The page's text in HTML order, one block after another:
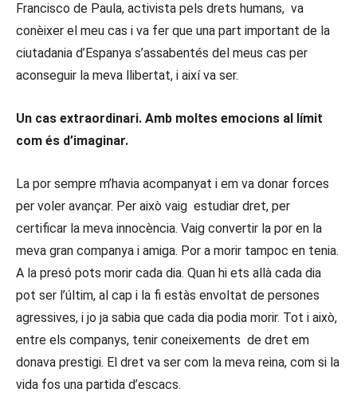
Francisco de Paula, activista pels drets humans, va
conèixer el meu cas i va fer que una part important de la
ciutadania d’Espanya s’assabentés del meus cas per
aconseguir la meva llibertat, i així va ser.
Un cas extraordinari. Amb moltes emocions al límit
com és d’imaginar.
La por sempre m’havia acompanyat i em va donar forces
per voler avançar. Per això vaig estudiar dret, per
certificar la meva innocència. Vaig convertir la por en la
meva gran companya i amiga. Por a morir tampoc en tenia.
A la presó pots morir cada dia. Quan hi ets allà cada dia
pot ser l’últim, al cap i la fi estàs envoltat de persones
agressives, i jo ja sabia que cada dia podia morir. Tot i això,
entre els companys, tenir coneixements de dret em
donava prestigi. El dret va ser com la meva reina, com si la
vida fos una partida d’escacs.